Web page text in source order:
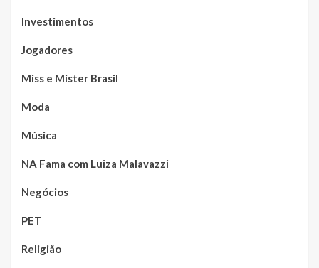
Investimentos
Jogadores
Miss e Mister Brasil
Moda
Música
NA Fama com Luiza Malavazzi
Negócios
PET
Religião